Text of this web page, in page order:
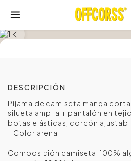
DESCRIPCIÓN
Pijama de camiseta manga
silueta amplia + pantalón en
botas elásticas, cordón
- Color arena
Composición camiseta: 100%